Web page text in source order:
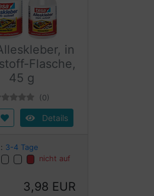
in
Flasche,
45 g
(0)
Details
3-4 Tage
nicht auf
3,98 EUR